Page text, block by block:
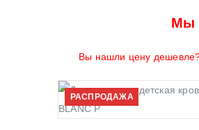
Мы
Вы нашли цену
РАСПРОДАЖА